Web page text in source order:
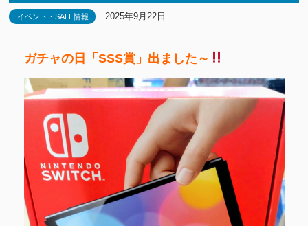
イベント・SALE情報 2025年9月22日
ガチャの日「SSS賞」出ました～